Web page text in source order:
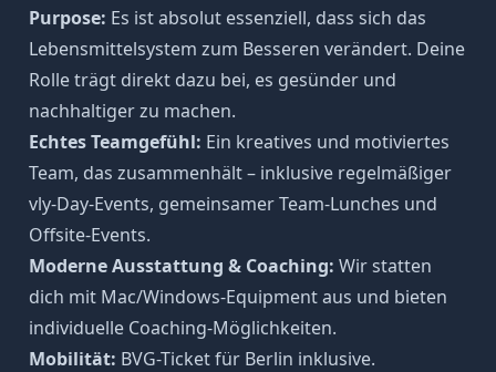
Purpose: Es ist absolut essenziell, dass sich das
Lebensmittelsystem zum Besseren verändert. Deine
Rolle trägt direkt dazu bei, es gesünder und
nachhaltiger zu machen.
Echtes Teamgefühl: Ein kreatives und motiviertes
Team, das zusammenhält – inklusive regelmäßiger
vly-Day-Events, gemeinsamer Team-Lunches und
Offsite-Events.
Moderne Ausstattung & Coaching: Wir statten
dich mit Mac/Windows-Equipment aus und bieten
individuelle Coaching-Möglichkeiten.
Mobilität: BVG-Ticket für Berlin inklusive.